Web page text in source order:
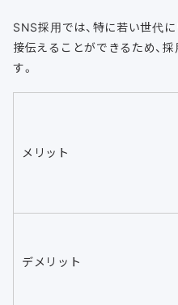
SNS採用では、特に若い世代
接伝えることができるため、
す。
メリット
デメリット